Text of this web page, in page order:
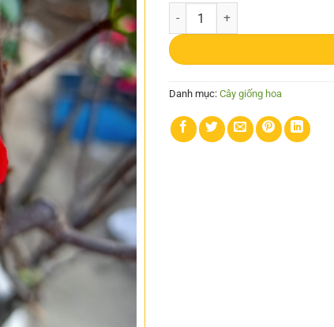
Cây mai đỏ VIP đang nụ cho
Danh mục: Cây giống hoa